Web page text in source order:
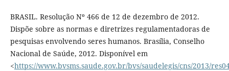
BRASIL. Resolução Nº 466 de 12 de dezembro de 2012.
Dispõe sobre as normas e diretrizes regulamentadoras de
pesquisas envolvendo seres humanos. Brasília, Conselho
Nacional de Saúde, 2012. Disponível em
<https://www.bvsms.saude.gov.br/bvs/saudelegis/cns/2013/